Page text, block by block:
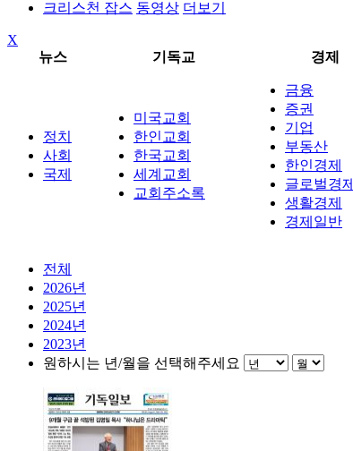
크리스천 잡스 동영상 더보기
X
뉴스
기독교 경제
정치
사회
국제
미국교회
한인교회
한국교회
세계교회
교회주소록
금융
증권
기업
부동산
한인경제
글로벌경제
생활경제
경제일반
전체
2026년
2025년
2024년
2023년
원하시는 년/월을 선택해주세요